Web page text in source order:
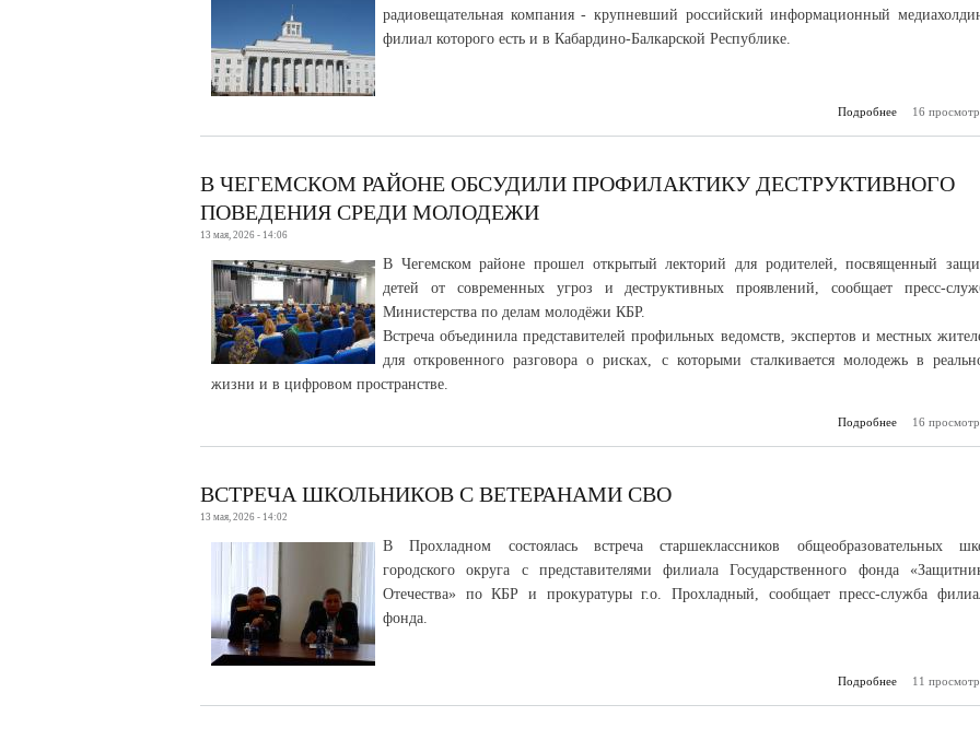
радиовещательная компания - крупневший российский информационный
филиал которого есть и в Кабардино-Балкарской Республике.
Подробнее
о
16
В ЧЕГЕМСКОМ РАЙОНЕ ОБСУДИЛИ ПРОФИЛАКТИКУ ДЕСТРУКТИВНОГО
ПОВЕДЕНИЯ СРЕДИ МОЛОДЕЖИ
13 мая, 2026 - 14:06
В Чегемском районе прошел открытый лекторий для родителей, посвященный
детей от современных угроз и деструктивных проявлений, сообщает пресс-
Министерства по делам молодёжи КБР.
Встреча объединила представителей профильных ведомств, экспертов и местных
для откровенного разговора о рисках, с которыми сталкивается молодежь в
жизни и в цифровом пространстве.
Подробнее
о В Чегемском
16
ВСТРЕЧА ШКОЛЬНИКОВ С ВЕТЕРАНАМИ СВО
13 мая, 2026 - 14:02
В Прохладном состоялась встреча старшеклассников общеобразовательных
городского округа с представителями филиала Государственного фонда
Отечества» по КБР и прокуратуры г.о. Прохладный, сообщает пресс-служба
фонда.
Подробнее
о Встреча
11